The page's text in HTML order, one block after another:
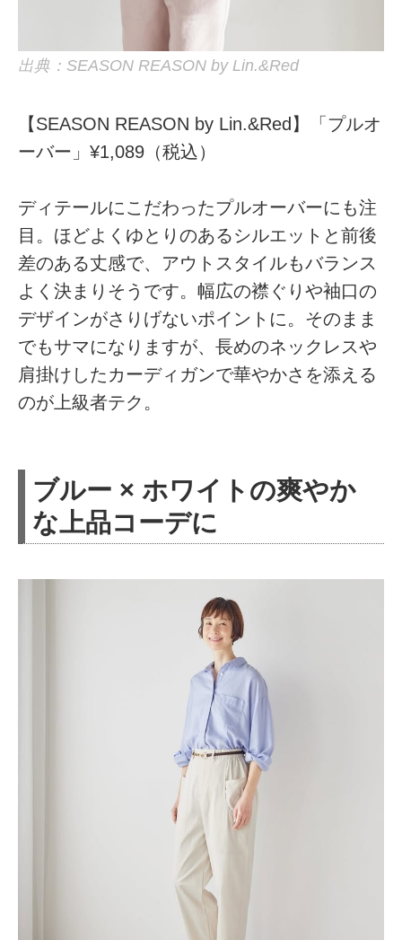
出典：SEASON REASON by Lin.&Red
【SEASON REASON by Lin.&Red】「プルオ
ーバー」¥1,089（税込）
ディテールにこだわったプルオーバーにも注
目。ほどよくゆとりのあるシルエットと前後
差のある丈感で、アウトスタイルもバランス
よく決まりそうです。幅広の襟ぐりや袖口の
デザインがさりげないポイントに。そのまま
でもサマになりますが、長めのネックレスや
肩掛けしたカーディガンで華やかさを添える
のが上級者テク。
ブルー × ホワイトの爽やか
な上品コーデに